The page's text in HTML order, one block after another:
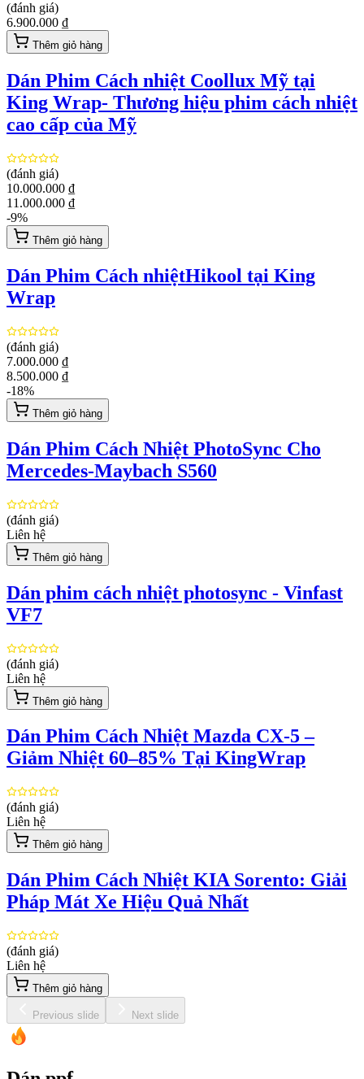
(đánh giá)
6.900.000 ₫
Thêm giỏ hàng
Dán Phim Cách nhiệt Coollux Mỹ tại
King Wrap- Thương hiệu phim cách nhiệt
cao cấp của Mỹ
(đánh giá)
10.000.000 ₫
11.000.000 ₫
-9%
Thêm giỏ hàng
Dán Phim Cách nhiệtHikool tại King
Wrap
(đánh giá)
7.000.000 ₫
8.500.000 ₫
-18%
Thêm giỏ hàng
Dán Phim Cách Nhiệt PhotoSync Cho
Mercedes-Maybach S560
(đánh giá)
Liên hệ
Thêm giỏ hàng
Dán phim cách nhiệt photosync - Vinfast
VF7
(đánh giá)
Liên hệ
Thêm giỏ hàng
Dán Phim Cách Nhiệt Mazda CX-5 –
Giảm Nhiệt 60–85% Tại KingWrap
(đánh giá)
Liên hệ
Thêm giỏ hàng
Dán Phim Cách Nhiệt KIA Sorento: Giải
Pháp Mát Xe Hiệu Quả Nhất
(đánh giá)
Liên hệ
Thêm giỏ hàng
Previous slide Next slide